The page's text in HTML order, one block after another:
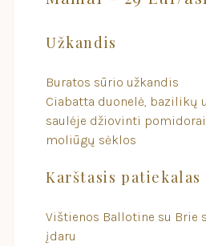
Užkandis
Buratos sūrio užkandis
Ciabatta duonelė, bazilikų
saulėje džiovinti
moliūgų sėklos
Karštasis patiekalas
Vištienos Ballotine su Brie
įdaru